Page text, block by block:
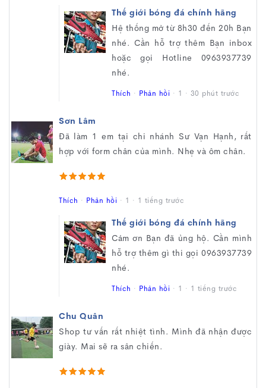
Thế giới bóng đá chính hãng
Hệ thống mở từ 8h30 đến 20h Bạn
nhé. Cần hỗ trợ thêm Bạn inbox
hoặc gọi Hotline 0963937739
nhé.
Thích · Phản hồi · 1 · 30 phút trước
Sơn Lâm
Đã làm 1 em tại chi nhánh Sư Vạn Hạnh, rất
hợp với form chân của mình. Nhẹ và ôm chân.
Thích · Phản hồi · 1 · 1 tiếng trước
Thế giới bóng đá chính hãng
Cảm ơn Bạn đã ủng hộ. Cần mình
hỗ trợ thêm gì thi gọi 0963937739
nhé.
Thích · Phản hồi · 1 · 1 tiếng trước
Chu Quân
Shop tư vấn rất nhiệt tình. Mình đã nhận được
giày. Mai sẽ ra sân chiến.